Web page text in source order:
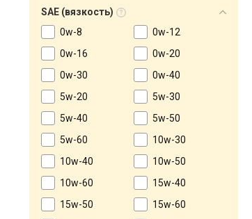
SAE (вязкость)
0w-8
0w-12
0w-16
0w-20
0w-30
0w-40
5w-20
5w-30
5w-40
5w-50
5w-60
10w-30
10w-40
10w-50
10w-60
15w-40
15w-50
15w-60